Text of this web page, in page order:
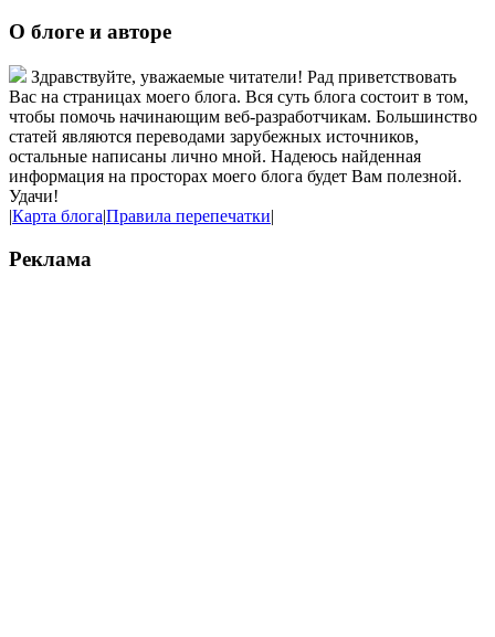
О блоге и авторе
Здравствуйте, уважаемые читатели! Рад приветствовать
Вас на страницах моего блога. Вся суть блога состоит в том,
чтобы помочь начинающим веб-разработчикам. Большинство
статей являются переводами зарубежных источников,
остальные написаны лично мной. Надеюсь найденная
информация на просторах моего блога будет Вам полезной.
Удачи!
|Карта блога|Правила перепечатки|
Реклама